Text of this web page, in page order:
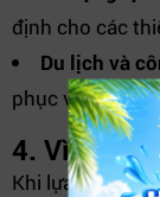
định cho các
Du lịch và
phục vụ nhiều
4. Vì sao
Khi lựa chọn